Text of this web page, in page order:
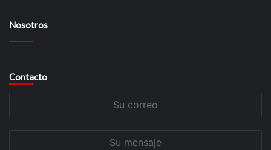
Nosotros
Contacto